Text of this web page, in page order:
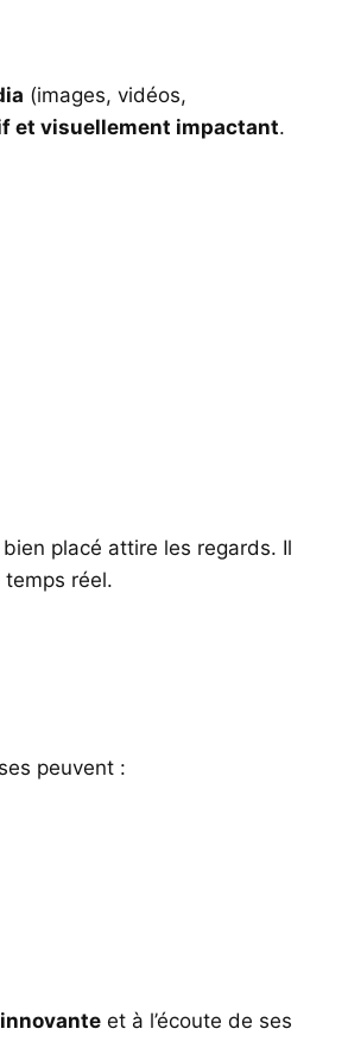
(images, vidéos,
et visuellement impactant.
placé attire les regards. Il
réel.
peuvent :
et à l’écoute de ses